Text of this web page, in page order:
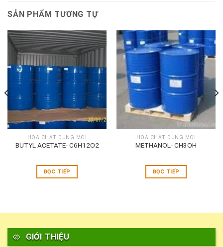
SẢN PHẨM TƯƠNG TỰ
HÓA CHẤT DUNG MÔI
BUTYL ACETATE- C6H12O2
ĐỌC TIẾP
HÓA CHẤT DUNG MÔI
METHANOL- CH3OH
ĐỌC TIẾP
GIỚI THIỆU